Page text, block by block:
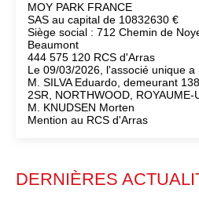
MOY PARK FRANCE
SAS au capital de 10832630 €
Siège social : 712 Chemin de
Beaumont
444 575 120 RCS d'Arras
Le 09/03/2026, l'associé unique
M. SILVA Eduardo, demeurant
2SR, NORTHWOOD,
M. KNUDSEN Morten
Mention au RCS d'Arras
DERNIÈRES